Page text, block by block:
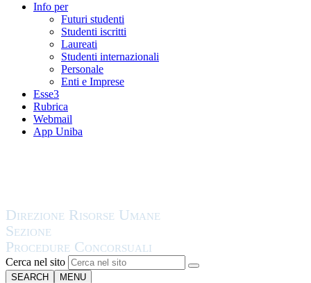
Info per
Futuri studenti
Studenti iscritti
Laureati
Studenti internazionali
Personale
Enti e Imprese
Esse3
Rubrica
Webmail
App Uniba
Cerca nel sito
SEARCH MENU